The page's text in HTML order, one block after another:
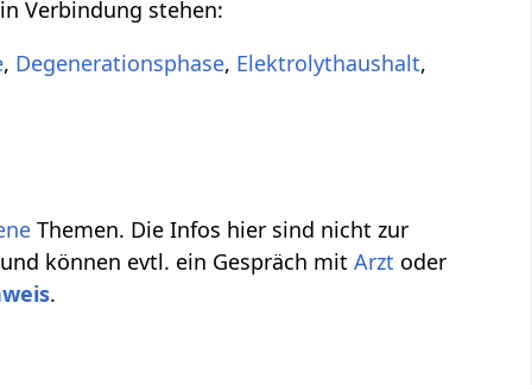
Verbindung stehen:
, Degenerationsphase, Elektrolythaushalt,
Themen. Die Infos hier sind nicht zur
können evtl. ein Gespräch mitArzt oder
.